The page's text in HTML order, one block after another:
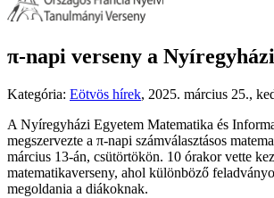
π-napi verseny a
Kategória: Eötvös hírek, 2025. március 25.,
A Nyíregyházi Egyetem Matematika és
megszervezte a π-napi számválasztásos
március 13-án, csütörtökön. 10 órakor vette
matematikaverseny, ahol különböző
megoldania a diákoknak.